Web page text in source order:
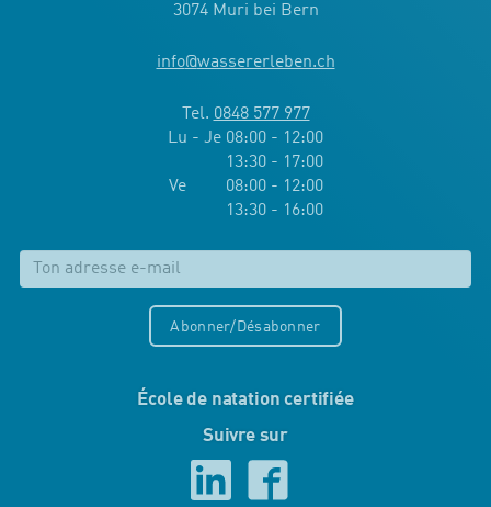
3074 Muri bei Bern
info@wassererleben.ch
Tel. 0848 577 977
Lu - Je 08:00 - 12:00
13:30 - 17:00
Ve 08:00 - 12:00
13:30 - 16:00
Abonner/Désabonner
École de natation certifiée
Suivre sur